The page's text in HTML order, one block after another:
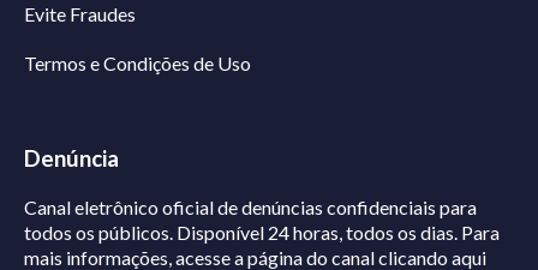
Evite Fraudes
Termos e Condições de Uso
Denúncia
Canal eletrônico oficial de denúncias confidenciais para
todos os públicos. Disponível 24 horas, todos os dias. Para
mais informações, acesse a página do canalclicando aqui